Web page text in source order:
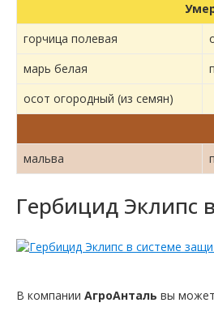
горчица полевая
марь белая
осот огородный (из семян)
мальва
Гербицид Эклипс
В компании АгроАнталь вы